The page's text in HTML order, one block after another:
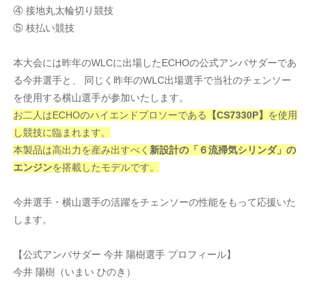
④ 接地丸太輪切り競技
⑤ 枝払い競技
本大会には昨年のWLCに出場したECHOの公式アンバサダーであ
る今井選手と、 同じく昨年のWLC出場選手で当社のチェンソー
を使用する横山選手が参加いたします。
お二人はECHOのハイエンドプロソーである 【CS7330P】 を使用
し競技に臨まれます。
本製品は高出力を産み出すべく 新設計の「６流掃気シリンダ」の
エンジンを搭載したモデルです。
今井選手・横山選手の活躍をチェンソーの性能をもって応援いた
します。
【公式アンバサダー 今井 陽樹選手 プロフィール】
今井 陽樹（いまい ひのき）